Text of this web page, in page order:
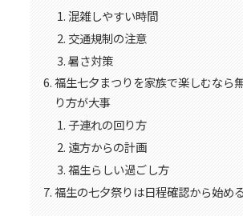
混雑しやすい時間
交通規制の注意
暑さ対策
福生七夕まつりを家族で楽しむなら
り方が大事
子連れの回り方
遠方からの計画
福生らしい過ごし方
福生の七夕祭りは日程確認から始め